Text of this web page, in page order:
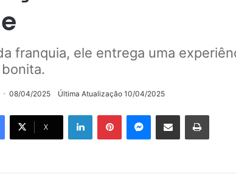
franquia, ele entrega uma
08/04/2025 Última Atualização 10/04/2025
X
LinkedinPinterestMessenger
Compartilhar via e-mail Imprimir